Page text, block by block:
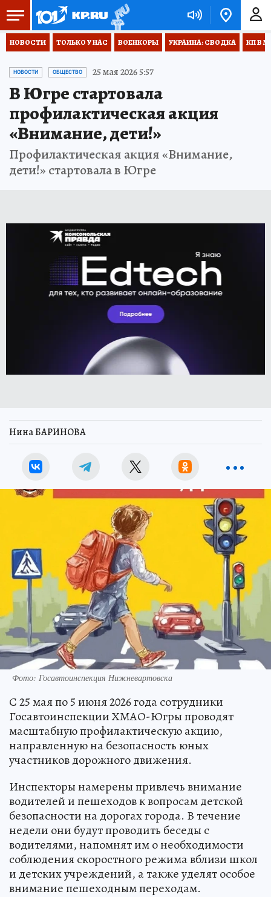
НОВОСТИ ТОЛЬКО У НАС ВОЕНКОРЫ УКРАИНА: СВОДКА КП В
НОВОСТИ ОБЩЕСТВО 25 мая 2026 5:57
В Югре стартовала
профилактическая акция
«Внимание, дети!»
Профилактическая акция «Внимание,
дети!» стартовала в Югре
Нина БАРИНОВА
Фото: Госавтоинспекция Нижневартовска
С 25 мая по 5 июня 2026 года сотрудники
Госавтоинспекции ХМАО-Югры проводят
масштабную профилактическую акцию,
направленную на безопасность юных
участников дорожного движения.
Инспекторы намерены привлечь внимание
водителей и пешеходов к вопросам детской
безопасности на дорогах города. В течение
недели они будут проводить беседы с
водителями, напомнят им о необходимости
соблюдения скоростного режима вблизи школ
и детских учреждений, а также уделят особое
внимание пешеходным переходам.